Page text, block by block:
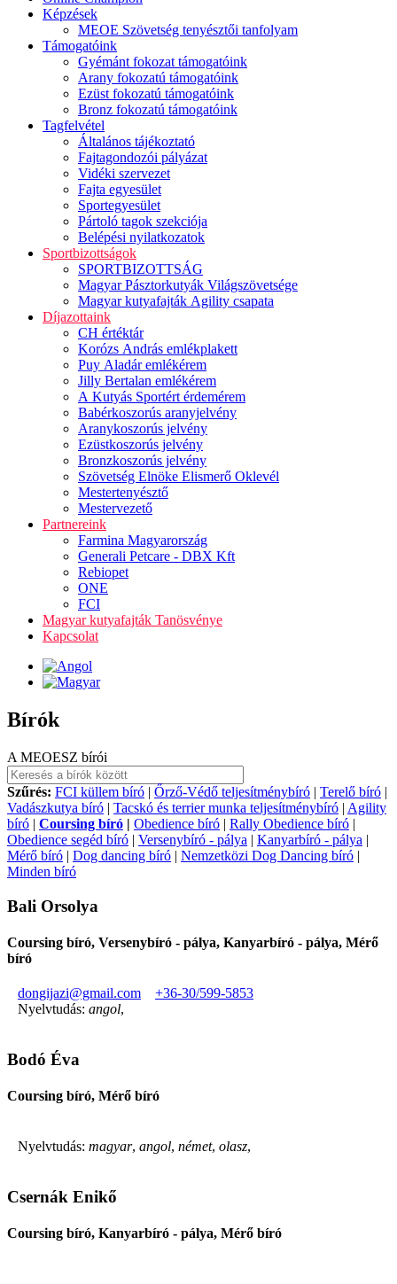
Képzések
MEOE Szövetség tenyésztői tanfolyam
Támogatóink
Gyémánt fokozat támogatóink
Arany fokozatú támogatóink
Ezüst fokozatú támogatóink
Bronz fokozatú támogatóink
Tagfelvétel
Általános tájékoztató
Fajtagondozói pályázat
Vidéki szervezet
Fajta egyesület
Sportegyesület
Pártoló tagok szekciója
Belépési nyilatkozatok
Sportbizottságok
SPORTBIZOTTSÁG
Magyar Pásztorkutyák Világszövetsége
Magyar kutyafajták Agility csapata
Díjazottaink
CH értéktár
Korózs András emlékplakett
Puy Aladár emlékérem
Jilly Bertalan emlékérem
A Kutyás Sportért érdemérem
Babérkoszorús aranyjelvény
Aranykoszorús jelvény
Ezüstkoszorús jelvény
Bronzkoszorús jelvény
Szövetség Elnöke Elismerő Oklevél
Mestertenyésztő
Mestervezető
Partnereink
Farmina Magyarország
Generali Petcare - DBX Kft
Rebiopet
ONE
FCI
Magyar kutyafajták Tanösvénye
Kapcsolat
Bírók
A MEOESZ bírói
Szűrés: FCI küllem bíró | Őrző-Védő teljesítménybíró | Terelő bíró |
Vadászkutya bíró | Tacskó és terrier munka teljesítménybíró | Agility
bíró | Coursing bíró | Obedience bíró | Rally Obedience bíró |
Obedience segéd bíró | Versenybíró - pálya | Kanyarbíró - pálya |
Mérő bíró | Dog dancing bíró | Nemzetközi Dog Dancing bíró |
Minden bíró
Bali Orsolya
Coursing bíró, Versenybíró - pálya, Kanyarbíró - pálya, Mérő
bíró
dongijazi@gmail.com
+36-30/599-5853
Nyelvtudás: angol,
Bodó Éva
Coursing bíró, Mérő bíró
Nyelvtudás: magyar, angol, német, olasz,
Csernák Enikő
Coursing bíró, Kanyarbíró - pálya, Mérő bíró